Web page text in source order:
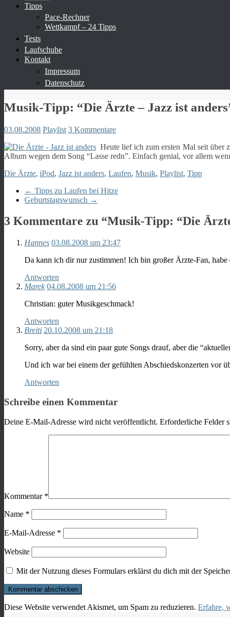
Tipps
Pace-Rechner
Wettkampf – 24 Tipps
Tests
Laufschuhe
Kontakt
Impressum
Datenschutz
Musik-Tipp: “Die Ärzte – Jazz ist
03.08.2008 Playlist 3 Kommentare
Heute lief ich zum ersten Mal seit
Album wegen dem Song “Lasse redn”. Einfach genial, vor allem
Die Ärzte, iPod, Jazz ist anders, Laufen, Musik, Playlist, Tipp
← Tipps zu Laufen bei Hitze
Geburtstagswunsch →
3 Kommentare zu “Musik-Tipp: “Die
Hannes 03.08.2008 um 23:47
Da kann ich dir nur zustimmen! Ich bin großer Ärzte-Fan,
Antworten
Marek 04.08.2008 um 21:56
Christian: guter Musikgeschmack!
Antworten
Breiti 20.10.2008 um 21:18
Sorry, aber da sind ein paar gute Songs drauf, aber die
Und ich war bei einem der gefühlten Abschiedskonzerten vor
Antworten
Schreibe einen Kommentar
Deine E-Mail-Adresse wird nicht veröffentlicht. Erforderliche Felder
Kommentar *
Name *
E-Mail-Adresse *
Website
Mit der Nutzung dieses Formulars erklärst du dich mit der
Diese Website verwendet Akismet, um Spam zu reduzieren. Erfahre,